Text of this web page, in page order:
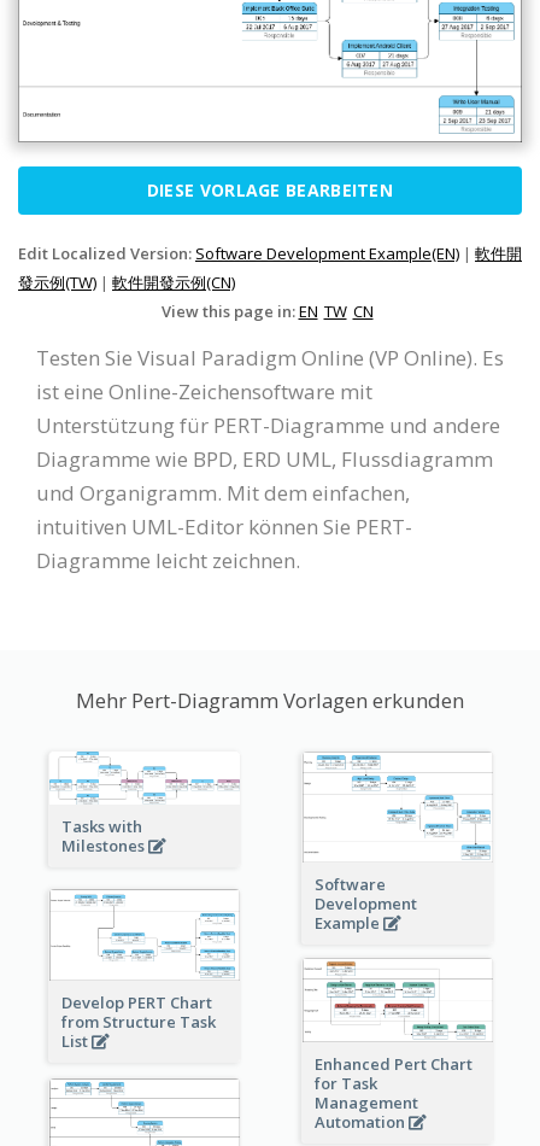
DIESE VORLAGE BEARBEITEN
Edit Localized Version: Software Development Example(EN) | 軟件開
發示例(TW) | 軟件開發示例(CN)
View this page in:EN TW CN
Testen Sie Visual Paradigm Online (VP Online). Es
ist eine Online-Zeichensoftware mit
Unterstützung für PERT-Diagramme und andere
Diagramme wie BPD, ERD UML, Flussdiagramm
und Organigramm. Mit dem einfachen,
intuitiven UML-Editor können Sie PERT-
Diagramme leicht zeichnen.
Mehr Pert-Diagramm Vorlagen erkunden
Tasks with
Milestones
Software
Development
Example
Develop PERT Chart
from Structure Task
List
Enhanced Pert Chart
for Task
Management
Automation